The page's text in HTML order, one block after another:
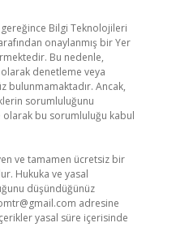
gereğince Bilgi Teknolojileri
onaylanmış bir Yer
Bu nedenle,
denetleme veya
bulunmamaktadır. Ancak,
sorumluluğunu
olarak bu sorumluluğu kabul
ve tamamen ücretsiz bir
Hukuka ve yasal
düşündüğünüz
adresine
yasal süre içerisinde